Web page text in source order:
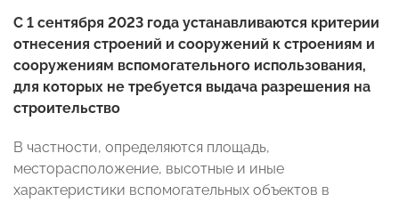
С 1 сентября 2023 года устанавливаются критерии
отнесения строений и сооружений к строениям и
сооружениям вспомогательного использования,
для которых не требуется выдача разрешения на
строительство
В частности, определяются площадь,
месторасположение, высотные и иные
характеристики вспомогательных объектов в